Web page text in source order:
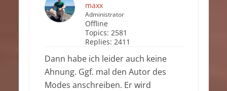
maxx
Administrator
Offline
Topics: 2581
Replies: 2411
Dann habe ich leider auch keine
Ahnung. Ggf. mal den Autor des
Modes anschreiben. Er wird